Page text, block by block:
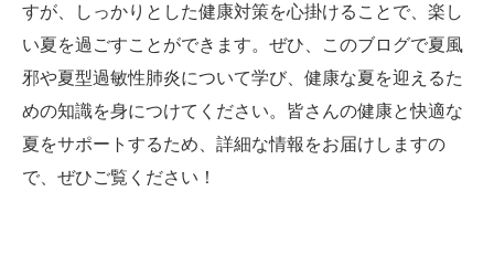
すが、しっかりとした健康対策を心掛けることで、楽し
い夏を過ごすことができます。ぜひ、このブログで夏風
邪や夏型過敏性肺炎について学び、健康な夏を迎えるた
めの知識を身につけてください。皆さんの健康と快適な
夏をサポートするため、詳細な情報をお届けしますの
で、ぜひご覧ください！